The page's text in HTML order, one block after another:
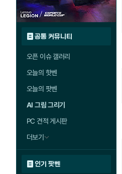
공통 커뮤니티
오픈 이슈 갤러리
오늘의 핫벤
오늘의 팟벤
AI 그림 그리기
PC 견적 게시판
더보기
인기 팟벤